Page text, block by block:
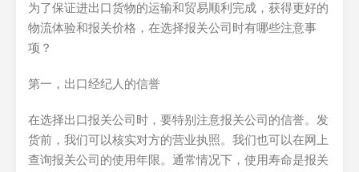
为了保证进出口货物的运输和贸易顺利完成，获得更好的
物流体验和报关价格，在选择报关公司时有哪些注意事
项？
第一，出口经纪人的信誉
在选择出口报关公司时，要特别注意报关公司的信誉。发
货前，我们可以核实对方的营业执照。我们也可以在网上
查询报关公司的使用年限。通常情况下，使用寿命是报关